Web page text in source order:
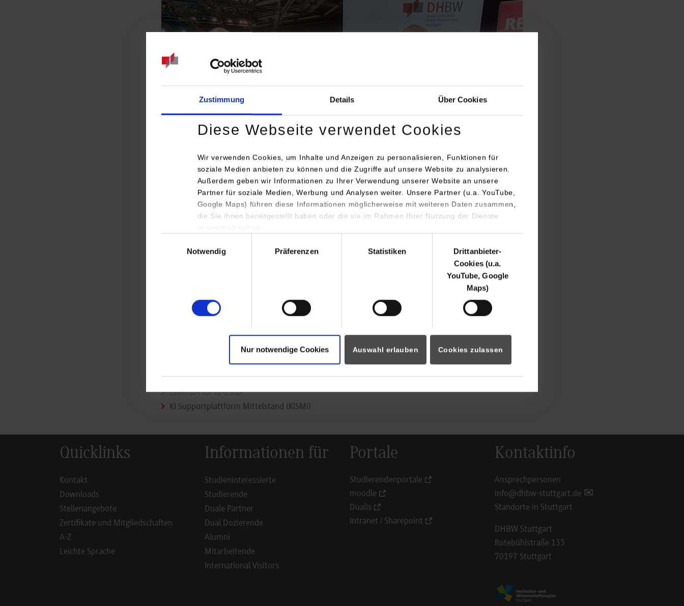
Zustimmung Details Über Cookies
Diese Webseite verwendet Cookies
Wir verwenden Cookies, um Inhalte und Anzeigen zu personalisieren, Funktionen für
soziale Medien anbieten zu können und die Zugriffe auf unsere Website zu analysieren.
Außerdem geben wir Informationen zu Ihrer Verwendung unserer Website an unsere
Partner für soziale Medien, Werbung und Analysen weiter. Unsere Partner (u.a. YouTube,
Google Maps) führen diese Informationen möglicherweise mit weiteren Daten zusammen,
die Sie ihnen bereitgestellt haben oder die sie im Rahmen Ihrer Nutzung der Dienste
Notwendig
Präferenzen Statistiken
Drittanbieter-
Cookies (u.a.
YouTube, Google
Maps)
Nur notwendige Cookies Auswahl erlauben Cookies zulassen
Der Digitalgipfel bot einen hervorragenden Platz für Erfahrungsaustausch zwischen Einsteigern und
Die Experten des ZfKI gaben den zahlreichen Interessierten kompetente Antworten über den aktuellen
Stand der KI-Technologien und konnten so den Theorie-Praxis-Transfer erfolgreich umsetzen. Parallel
gemeinsamen Wissenschafts- und Forschungsdialog einzutreten, insbesondere was die assoziierten
Zentrum für KI (ZfKI)
KI Supportplattform Mittelstand (KISMi)
Quicklinks
Kontakt
Downloads
Stellenangebote
Zertifikate und Mitgliedschaften
A-Z
Leichte Sprache
Informationen für
Studieninteressierte
Studierende
Duale Partner
Dual Dozierende
Alumni
Mitarbeitende
International Visitors
Portale
Studierendenportale
moodle
Dualis
Intranet / Sharepoint
Kontaktinfo
Ansprechpersonen
info@dhbw-stuttgart.de
Standorte in Stuttgart
DHBW Stuttgart
Rotebühlstraße 133
70197 Stuttgart